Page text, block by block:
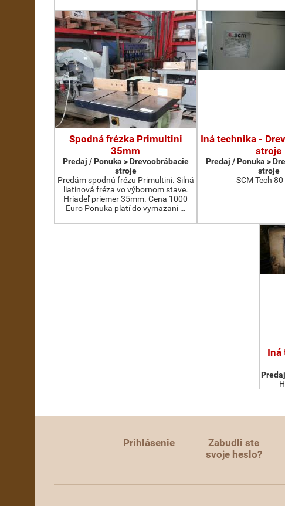
Spodná frézka Primultini
35mm
Predaj / Ponuka > Drevoobrábacie
stroje
Predám spodnú frézu Primultini. Silná
liatinová fréza vo výbornom stave.
Hriadeľ priemer 35mm. Cena 1000
Euro Ponuka platí do vymazani …
Iná technika -
stroje
Predaj / Ponuka >
stroje
SCM Tech
Iná
Prihlásenie
Zabudli ste
svoje heslo?